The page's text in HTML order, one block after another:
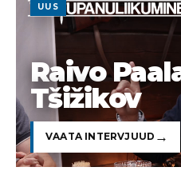
UUS
Raivo
Tšižikov
VAATA INTERVJUUD